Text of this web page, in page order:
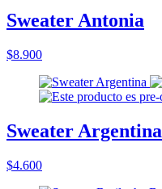
Sweater Antonia
$8.900
Sweater Argentina
$4.600